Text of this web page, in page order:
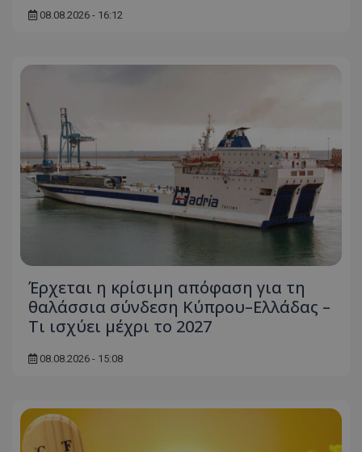
08.08.2026 - 16:12
Έρχεται η κρίσιμη απόφαση για τη
θαλάσσια σύνδεση Κύπρου–Ελλάδας –
Τι ισχύει μέχρι το 2027
08.08.2026 - 15:08